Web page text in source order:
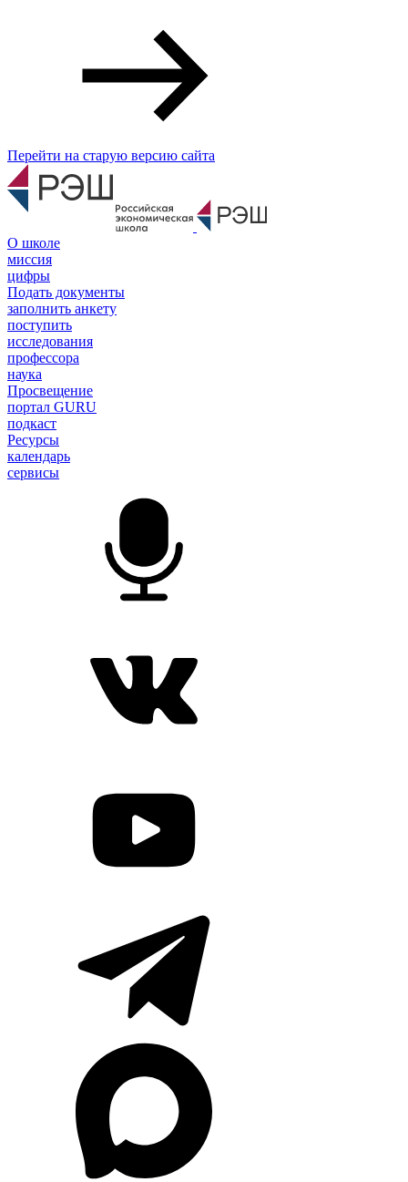
Перейти на старую версию сайта
О школе
миссия
цифры
Подать документы
заполнить анкету
поступить
исследования
профессора
наука
Просвещение
портал GURU
подкаст
Ресурсы
календарь
сервисы